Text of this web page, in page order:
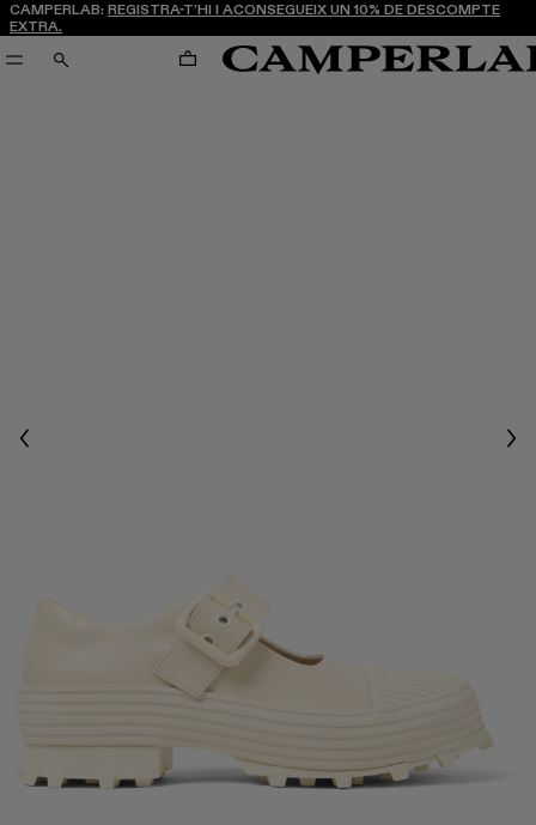
CAMPERLAB: REGISTRA-T’HI I ACONSEGUEIX UN 10% DE DESCOMPTE
EXTRA.
CERCA CARRO
Previous